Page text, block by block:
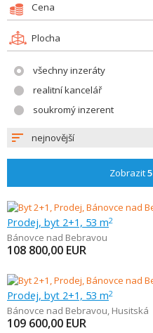
Cena
Plocha
všechny inzeráty
realitní kancelář
soukromý inzerent
nejnovější
Zobrazit5
Prodej, byt 2+1, 53 m2
Bánovce nad Bebravou
108 800,00 EUR
Prodej, byt 2+1, 53 m2
Bánovce nad Bebravou, Husitská
109 600,00 EUR